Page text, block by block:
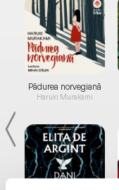
Pădurea norvegiană
Haruki Murakami